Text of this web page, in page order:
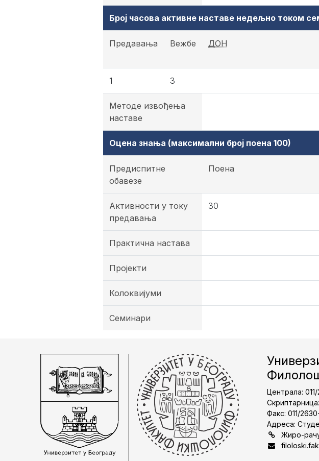
Број часова активне наставе недељно током
Предавања Вежбе ДОН
1 3
Методе извођења
наставе
Оцена знања (максимални број поена 100)
Предиспитне
обавезе
Поена
Активности у току
предавања
30
Практична настава
Пројекти
Колоквијуми
Семинари
Централа:
Факс: 011/
Адреса:
Жиро-